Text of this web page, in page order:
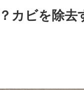
カビを除去